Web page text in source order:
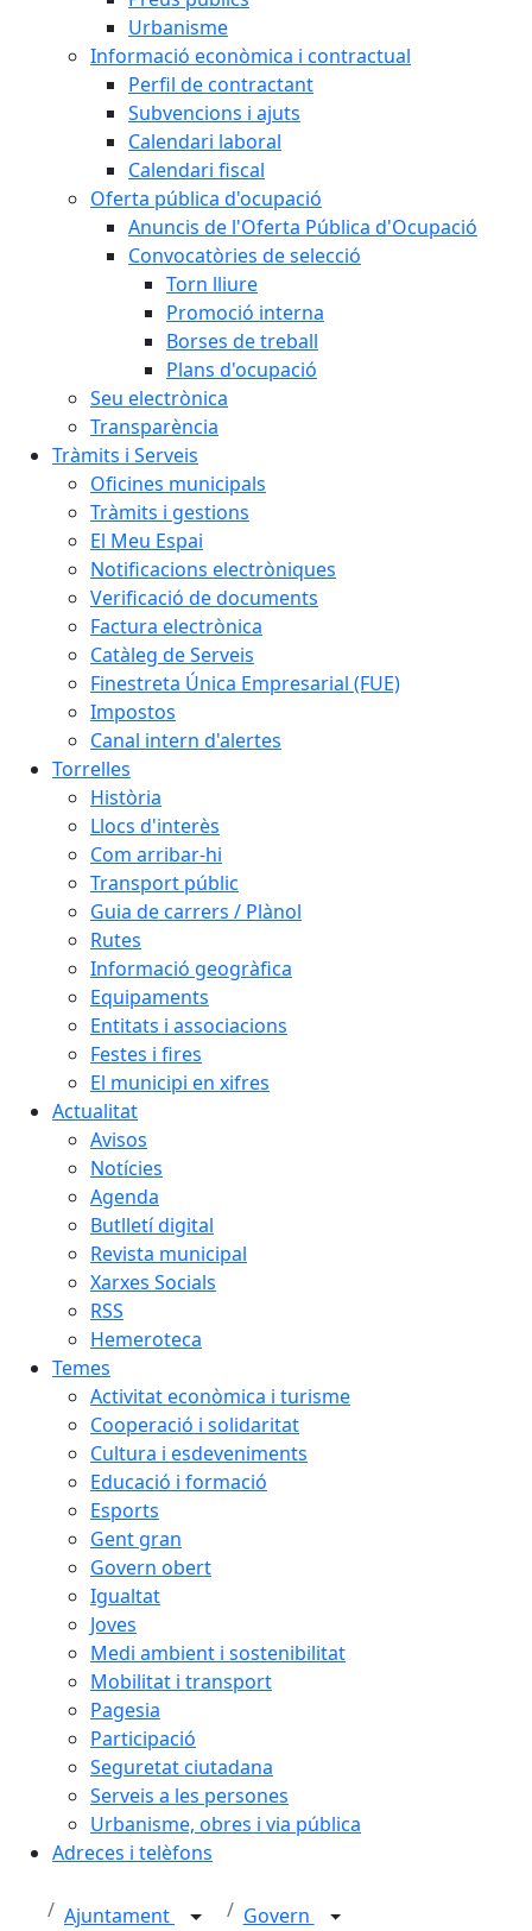
Urbanisme
Informació econòmica i contractual
Perfil de contractant
Subvencions i ajuts
Calendari laboral
Calendari fiscal
Oferta pública d'ocupació
Anuncis de l'Oferta Pública d'Ocupació
Convocatòries de selecció
Torn lliure
Promoció interna
Borses de treball
Plans d'ocupació
Seu electrònica
Transparència
Tràmits i Serveis
Oficines municipals
Tràmits i gestions
El Meu Espai
Notificacions electròniques
Verificació de documents
Factura electrònica
Catàleg de Serveis
Finestreta Única Empresarial (FUE)
Impostos
Canal intern d'alertes
Torrelles
Història
Llocs d'interès
Com arribar-hi
Transport públic
Guia de carrers / Plànol
Rutes
Informació geogràfica
Equipaments
Entitats i associacions
Festes i fires
El municipi en xifres
Actualitat
Avisos
Notícies
Agenda
Butlletí digital
Revista municipal
Xarxes Socials
RSS
Hemeroteca
Temes
Activitat econòmica i turisme
Cooperació i solidaritat
Cultura i esdeveniments
Educació i formació
Esports
Gent gran
Govern obert
Igualtat
Joves
Medi ambient i sostenibilitat
Mobilitat i transport
Pagesia
Participació
Seguretat ciutadana
Serveis a les persones
Urbanisme, obres i via pública
Adreces i telèfons
Ajuntament
Govern